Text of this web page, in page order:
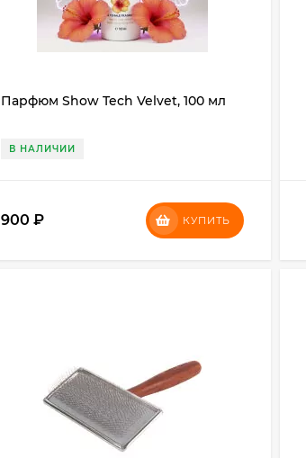
Парфюм Show Tech Velvet, 100 мл
В НАЛИЧИИ
900₽ КУПИТЬ